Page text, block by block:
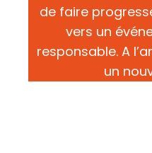
de faire
vers un
responsable. A
un